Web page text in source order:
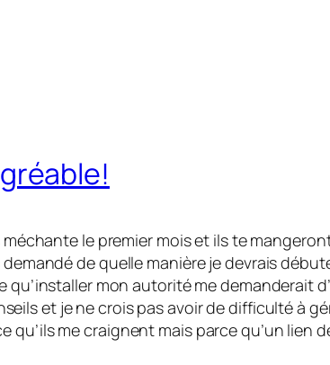
le premier mois et ils te
de quelle manière je devrais
mon autorité me demanderait
et je ne crois pas avoir de difficulté à
me craignent mais parce qu’un lien